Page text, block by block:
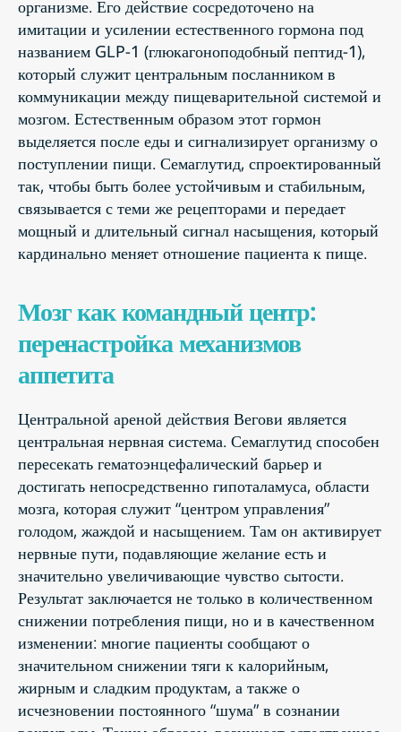
организме. Его действие сосредоточено на
имитации и усилении естественного гормона под
названием GLP-1 (глюкагоноподобный пептид-1),
который служит центральным посланником в
коммуникации между пищеварительной системой и
мозгом. Естественным образом этот гормон
выделяется после еды и сигнализирует организму о
поступлении пищи. Семаглутид, спроектированный
так, чтобы быть более устойчивым и стабильным,
связывается с теми же рецепторами и передает
мощный и длительный сигнал насыщения, который
кардинально меняет отношение пациента к пище.
Мозг как командный центр:
перенастройка механизмов
аппетита
Центральной ареной действия Вегови является
центральная нервная система. Семаглутид способен
пересекать гематоэнцефалический барьер и
достигать непосредственно гипоталамуса, области
мозга, которая служит “центром управления”
голодом, жаждой и насыщением. Там он активирует
нервные пути, подавляющие желание есть и
значительно увеличивающие чувство сытости.
Результат заключается не только в количественном
снижении потребления пищи, но и в качественном
изменении: многие пациенты сообщают о
значительном снижении тяги к калорийным,
жирным и сладким продуктам, а также о
исчезновении постоянного “шума” в сознании